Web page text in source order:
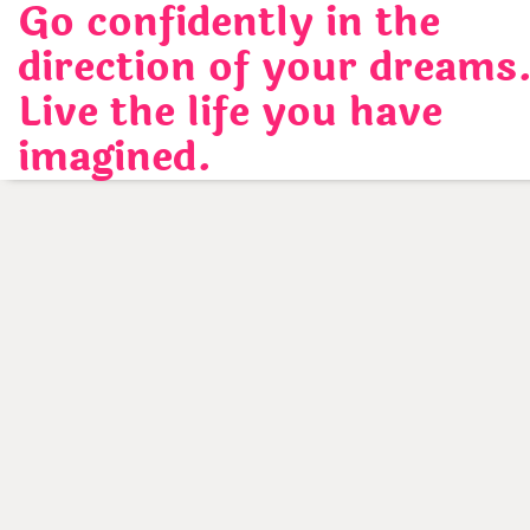
Skip
content
Go confidently in the
direction of your
Live the life you have
imagined.